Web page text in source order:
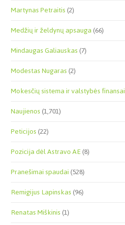
Martynas Petraitis(2)
Medžių ir želdynų apsauga(66)
Mindaugas Galiauskas(7)
Modestas Nugaras(2)
Mokesčių sistema ir valstybės finansai
Naujienos(1,701)
Peticijos(22)
Pozicija dėl Astravo AE(8)
Pranešimai spaudai(528)
Remigijus Lapinskas(96)
Renatas Miškinis(1)